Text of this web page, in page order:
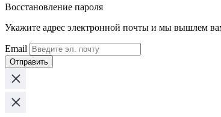
Восстановление пароля
Укажите адрес электронной почты и мы вышлем
Email
Отправить